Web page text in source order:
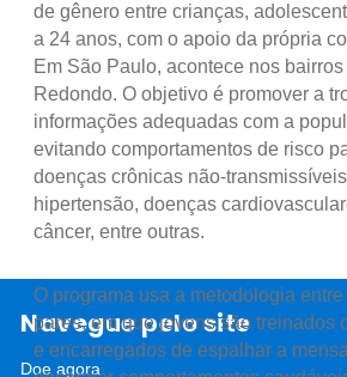
de gênero entre crianças,
a 24 anos, com o apoio da própria
Em São Paulo, acontece nos
Redondo. O objetivo é promover a
informações adequadas com a
evitando comportamentos de risco
doenças crônicas não-
hipertensão, doenças
câncer, entre outras.
O programa usa a metodologia
pares, em que jovens são treinados
e encarregados de espalhar a
Navegue pelo site
Doe agora